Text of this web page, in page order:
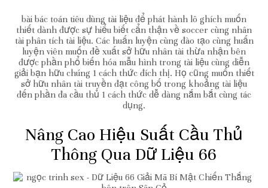
bài bác toán tiêu dùng tài liệu để phát hành lô ghích muốn
thiết dành được sự hiểu biết cẩn thận về soccer cùng nhân
tài phân tích tài liệu. Các huấn luyện cùng đào tạo cùng huấn
luyện viên muốn đề xuất sở hữu nhân tài thừa nhận bên
được phần phổ biến hóa mẫu hình trong tài liệu cùng diễn
giải bạn hữu chúng 1 cách thức đích thị. Họ cũng muốn thiết
sở hữu nhân tài truyền đạt công bố trong khoảng tài liệu
đến phần đa cầu thủ 1 cách thức dễ dàng nắm bắt cùng tác
dụng.
Nâng Cao Hiệu Suất Cầu Thủ
Thông Qua Dữ Liệu 66